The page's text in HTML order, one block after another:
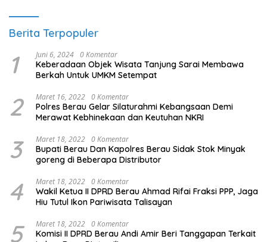
Berita Terpopuler
1 Juni 6, 2024 0 Komentar
Keberadaan Objek Wisata Tanjung Sarai Membawa
Berkah Untuk UMKM Setempat
2 Maret 16, 2022 0 Komentar
Polres Berau Gelar Silaturahmi Kebangsaan Demi
Merawat Kebhinekaan dan Keutuhan NKRI
3 Maret 18, 2022 0 Komentar
Bupati Berau Dan Kapolres Berau Sidak Stok Minyak
goreng di Beberapa Distributor
4 Maret 18, 2022 0 Komentar
Wakil Ketua II DPRD Berau Ahmad Rifai Fraksi PPP, Jaga
Hiu Tutul Ikon Pariwisata Talisayan
5 Maret 18, 2022 0 Komentar
Komisi II DPRD Berau Andi Amir Beri Tanggapan Terkait